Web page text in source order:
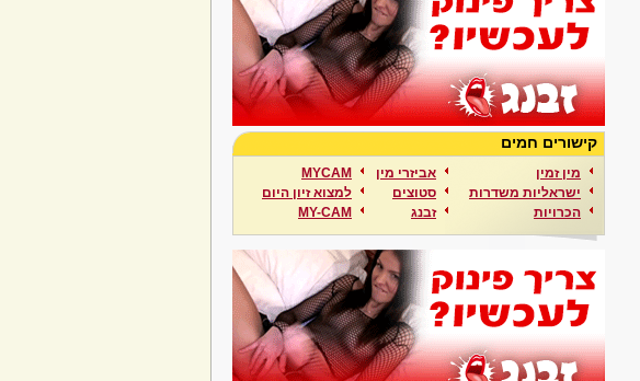
קישורים חמים
מין זמין
ישראליות משדרות
הכרויות
אביזרי מין
סטוצים
זבנג
MYCAM
למצוא זיון היום
MY-CAM